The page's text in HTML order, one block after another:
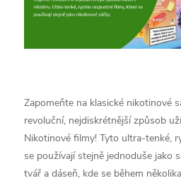
Zapomeňte na klasické nikotinové
revoluční, nejdiskrétnější způsob
Nikotinové filmy! Tyto ultra-tenké,
se používají stejně jednoduše jako
tvář a dáseň, kde se během